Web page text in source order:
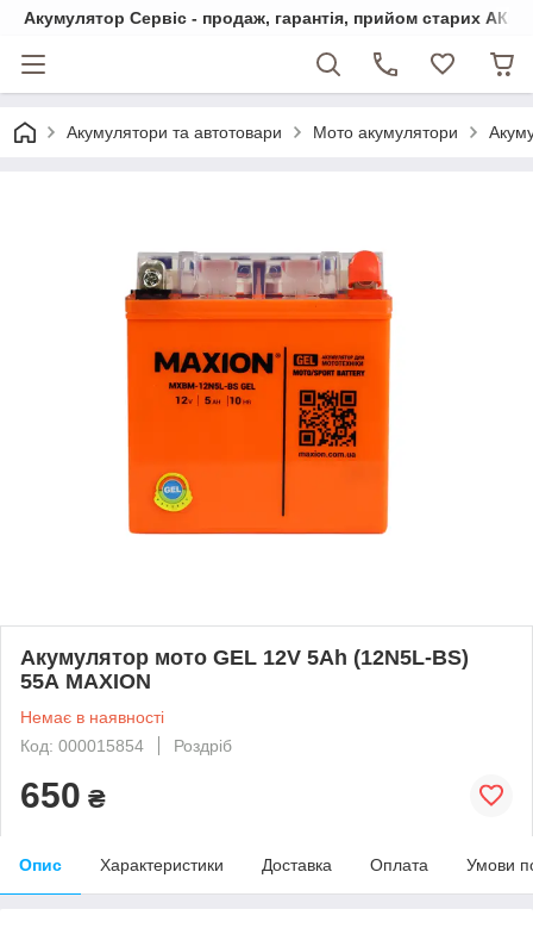
Акумулятор Сервіс - продаж, гарантія, прийом старих АКБ
Акумулятори та автотовари Мото акумулятори
Акумулятор мото GEL 12V 5Ah (12N5L-BS)
55А MAXION
Немає в наявності
Код: 000015854
Роздріб
650 ₴
Опис Характеристики Доставка Оплата Умови